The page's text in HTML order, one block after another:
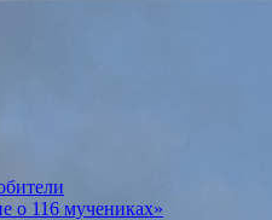
о 116 мучениках»